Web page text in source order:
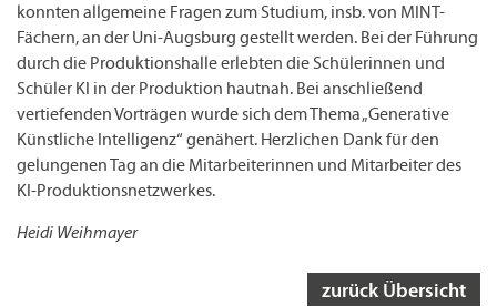
konnten allgemeine Fragen zum Studium, insb. von MINT-
Fächern, an der Uni-Augsburg gestellt werden. Bei der Führung
durch die Produktionshalle erlebten die Schülerinnen und
Schüler KI in der Produktion hautnah. Bei anschließend
vertiefenden Vorträgen wurde sich dem Thema „Generative
Künstliche Intelligenz“ genähert. Herzlichen Dank für den
gelungenen Tag an die Mitarbeiterinnen und Mitarbeiter des
KI-Produktionsnetzwerkes.
Heidi Weihmayer
zurück Übersicht